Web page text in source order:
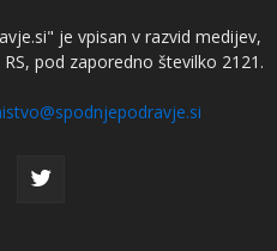
je vpisan v razvid medijev,
pod zaporedno številko 2121.